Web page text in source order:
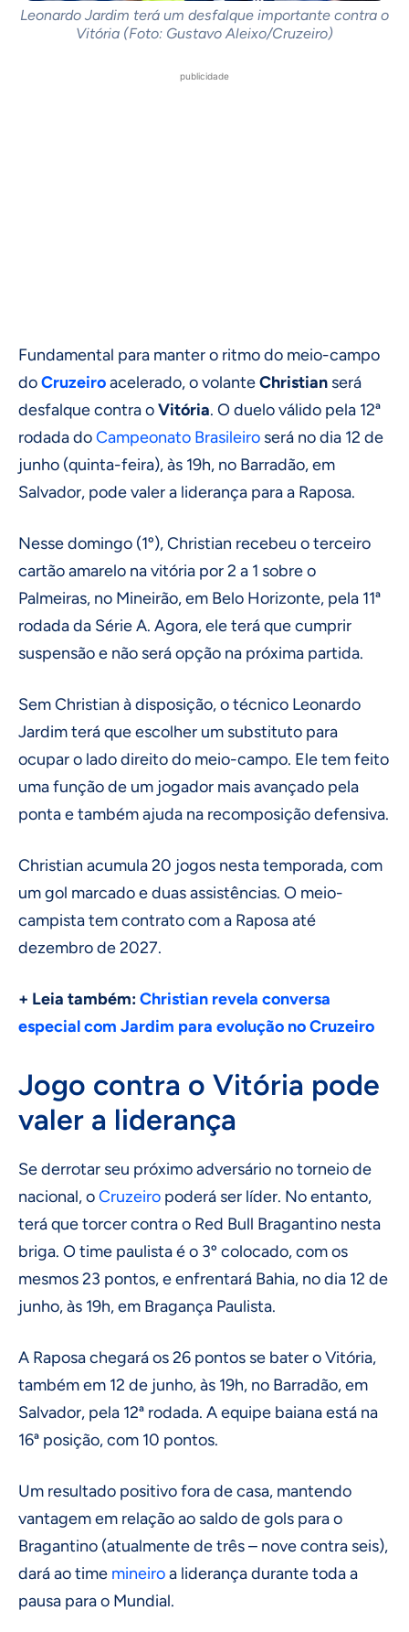
Leonardo Jardim terá um desfalque importante contra o
Vitória (Foto: Gustavo Aleixo/Cruzeiro)
publicidade
Fundamental para manter o ritmo do meio-campo
doCruzeiroacelerado, o volanteChristian será
desfalque contra oVitória. O duelo válido pela 12ª
rodada doCampeonato Brasileiro será no dia 12 de
junho (quinta-feira), às 19h, no Barradão, em
Salvador, pode valer a liderança para a Raposa.
Nesse domingo (1º), Christian recebeu o terceiro
cartão amarelo na vitória por 2 a 1 sobre o
Palmeiras, no Mineirão, em Belo Horizonte, pela 11ª
rodada da Série A. Agora, ele terá que cumprir
suspensão e não será opção na próxima partida.
Sem Christian à disposição, o técnico Leonardo
Jardim terá que escolher um substituto para
ocupar o lado direito do meio-campo. Ele tem feito
uma função de um jogador mais avançado pela
ponta e também ajuda na recomposição defensiva.
Christian acumula 20 jogos nesta temporada, com
um gol marcado e duas assistências. O meio-
campista tem contrato com a Raposa até
dezembro de 2027.
+ Leia também:Christian revela conversa
especial com Jardim para evolução no Cruzeiro
Jogo contra o Vitória pode
valer a liderança
Se derrotar seu próximo adversário no torneio de
nacional, oCruzeiro poderá ser líder. No entanto,
terá que torcer contra o Red Bull Bragantino nesta
briga. O time paulista é o 3º colocado, com os
mesmos 23 pontos, e enfrentará Bahia, no dia 12 de
junho, às 19h, em Bragança Paulista.
A Raposa chegará os 26 pontos se bater o Vitória,
também em 12 de junho, às 19h, no Barradão, em
Salvador, pela 12ª rodada. A equipe baiana está na
16ª posição, com 10 pontos.
Um resultado positivo fora de casa, mantendo
vantagem em relação ao saldo de gols para o
Bragantino (atualmente de três – nove contra seis),
dará ao time mineiroa liderança durante toda a
pausa para o Mundial.